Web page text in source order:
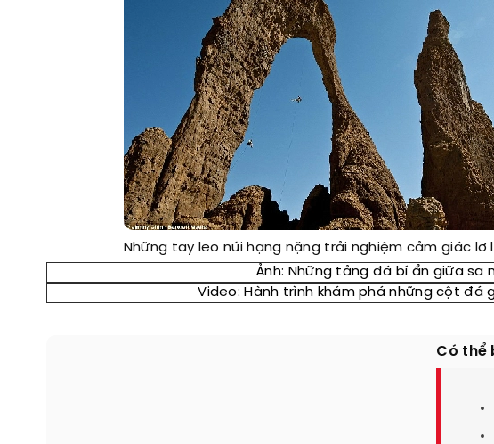
Những tay leo núi hạng nặng trải nghiệm cảm giác lơ
Ảnh: Những tảng đá bí ẩn giữa sa
Video: Hành trình khám phá những cột đá
Có thể